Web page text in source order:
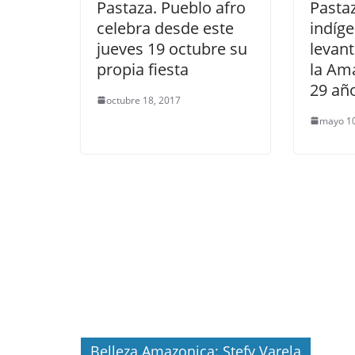
Pastaza. Pueblo afro
celebra desde este
jueves 19 octubre su
propia fiesta
octubre 18, 2017
la
29
mayo